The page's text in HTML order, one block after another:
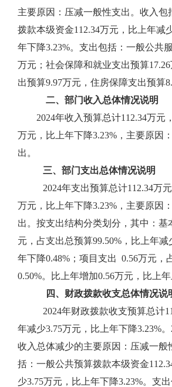
主要原因：压减一般性支出。收入包
拨款本级资金112.34万元，比上年减
年下降3.23%。支出包括：一般公共
万元；社会保障和就业支出预算
出预算9.97万元，住房保障支出预算
二、部门收入总体情况说明
2024年收入预算总计112.34万元
万元，比上年下降3.23%，主要原因
出。
三、部门支出总体情况说明
2024年支出预算总计112.34万
万元，比上年下降3.23%，主要原因
出。按支出结构分类划分，其中：基
元，占支出总预算99.50%，比上年减
年下降0.48%；项目支出 0.56万元，
0.50%。比上年增加0.56万元，比上年
四、财政拨款收支总体情况说
2024年财政拨款收支预算总计
年减少3.75万元，比上年下降3.23%
收入总体减少的主要原因：压减一般
括：一般公共预算拨款本级资金
少3.75万元，比上年下降3.23%。支